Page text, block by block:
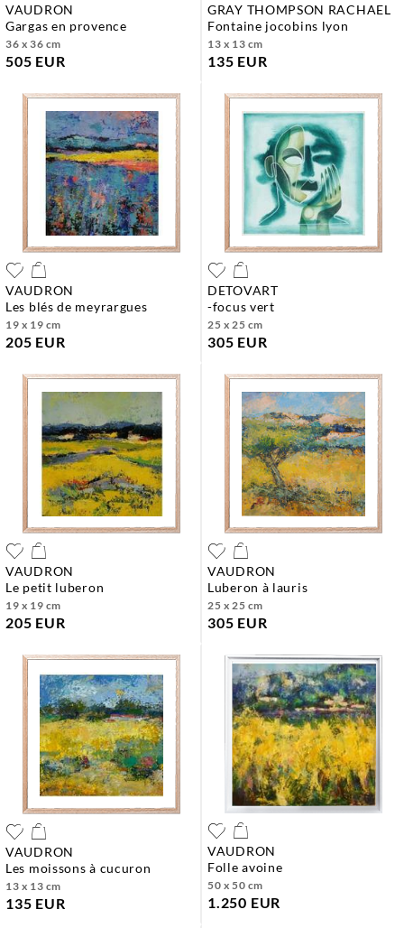
VAUDRON
gargas en provence
36 x 36 cm
505 EUR
GRAY THOMPSON RACHAEL
fontaine jocobins lyon
13 x 13 cm
135 EUR
VAUDRON
les blés de meyrargues
19 x 19 cm
205 EUR
DETOVART
-focus vert
25 x 25 cm
305 EUR
VAUDRON
le petit luberon
19 x 19 cm
205 EUR
VAUDRON
luberon à lauris
25 x 25 cm
305 EUR
VAUDRON
les moissons à cucuron
13 x 13 cm
135 EUR
VAUDRON
folle avoine
50 x 50 cm
1.250 EUR